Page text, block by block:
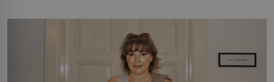
pokožky. Ohnivá znamení Ženy narozené ve znamení Berana,